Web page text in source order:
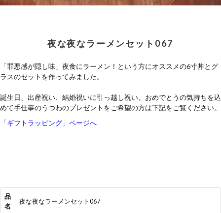
夜な夜なラーメンセット067
「罪悪感が隠し味」夜食にラーメン！という方にオススメの6寸丼とグ
ラスのセットを作ってみました。
誕生日、出産祝い、結婚祝いに引っ越し祝い。おめでとうの気持ちを込
めて手仕事のうつわのプレゼントをご希望の方は下記をご覧ください。
「ギフトラッピング」ページへ
品
名
夜な夜なラーメンセット067